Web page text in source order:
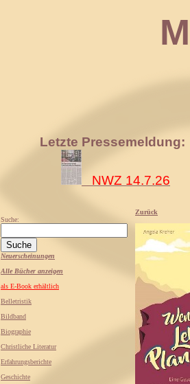
Letzte Pressemeldung:
NWZ 14.7.26
Suche:
Neuerscheinungen
Alle Bücher anzeigen
als E-Book erhältlich
Belletristik
Bildband
Biographie
Christliche Literatur
Erfahrungsberichte
Geschichte
Zurück